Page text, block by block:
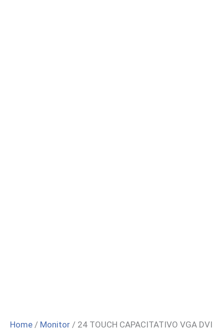
Home / Monitor / 24 TOUCH CAPACITATIVO VGA DVI